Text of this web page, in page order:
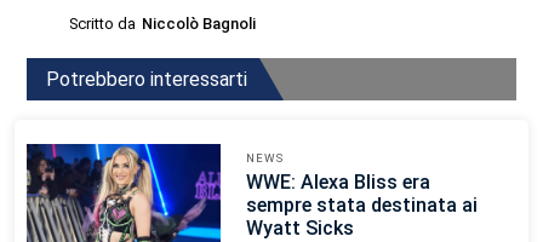
Scritto da Niccolò Bagnoli
Potrebbero interessarti
NEWS
WWE: Alexa Bliss era
sempre stata destinata ai
Wyatt Sicks